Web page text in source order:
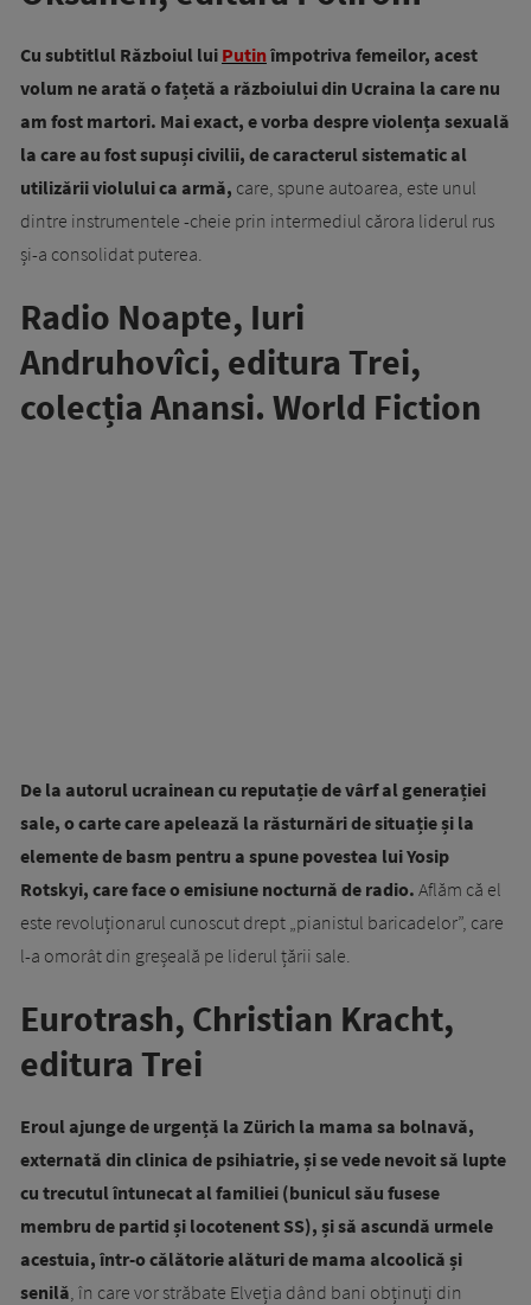
Cu subtitlul Războiul lui Putinîmpotriva femeilor, acest
volum ne arată o fațetă a războiului din Ucraina la care nu
am fost martori. Mai exact, e vorba despre violența sexuală
la care au fost supuși civilii, de caracterul sistematic al
utilizării violului ca armă, care, spune autoarea, este unul
dintre instrumentele -cheie prin intermediul cărora liderul rus
și-a consolidat puterea.
Radio Noapte, Iuri
Andruhovîci, editura Trei,
colecția Anansi. World Fiction
De la autorul ucrainean cu reputație de vârf al generației
sale, o carte care apelează la răsturnări de situație și la
elemente de basm pentru a spune povestea lui Yosip
Rotskyi, care face o emisiune nocturnă de radio. Aflăm că el
este revoluționarul cunoscut drept „pianistul baricadelor”, care
l-a omorât din greșeală pe liderul țării sale.
Eurotrash, Christian Kracht,
editura Trei
Eroul ajunge de urgență la Zürich la mama sa bolnavă,
externată din clinica de psihiatrie, și se vede nevoit să lupte
cu trecutul întunecat al familiei (bunicul său fusese
membru de partid și locotenent SS), și să ascundă urmele
acestuia, într-o călătorie alături de mama alcoolică și
senilă , în care vor străbate Elveția dând bani obținuți din